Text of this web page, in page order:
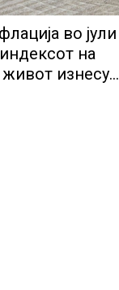
во јули
на
изнесува